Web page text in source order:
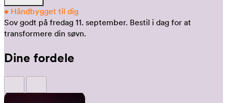
• Håndbygget til dig
Sov godt på fredag 11. september. Bestil i dag for at
transformere din søvn.
Dine fordele